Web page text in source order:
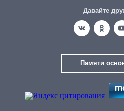
Давайте
Памяти